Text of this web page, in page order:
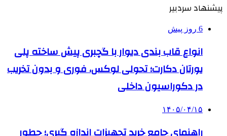
پیشنهاد سردبیر
6 روز پیش
انواع قاب بندی دیوار با گچبری پیش ساخته پلی
یورتان دکارت؛ تحولی لوکس، فوری و بدون تخریب
در دکوراسیون داخلی
۱۴۰۵/۰۴/۱۵
راهنمای جامع خرید تجهیزات اندازه گیری؛ چطور